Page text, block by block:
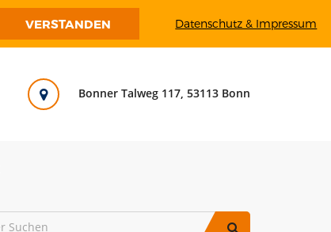
Bonner Talweg 117, 53113 Bonn
VERSTANDEN Datenschutz & Impressum